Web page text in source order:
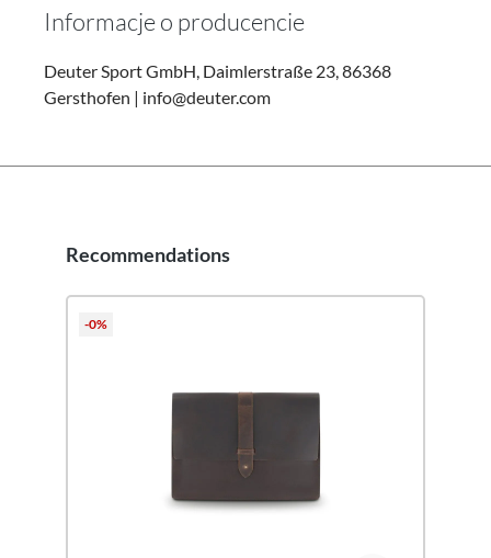
Informacje o producencie
Deuter Sport GmbH, Daimlerstraße 23, 86368
Gersthofen | info@deuter.com
Pomiń galerię produktów
Recommendations
-0%